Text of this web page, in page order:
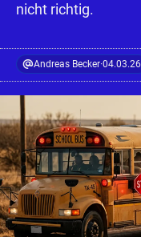
nicht richtig.
Andreas Becker·04.03.26